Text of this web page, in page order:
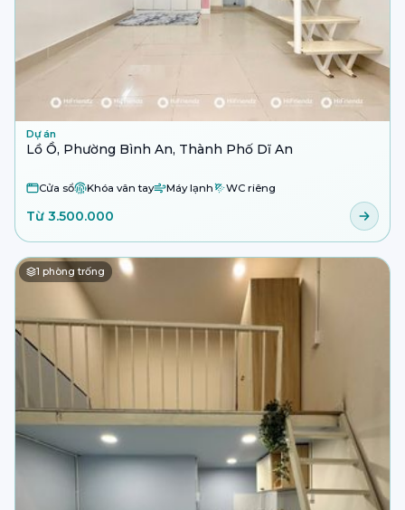
Dự án
Lồ Ồ, Phường Bình An, Thành Phố Dĩ An
Cửa sổ Khóa vân tay Máy lạnh WC riêng
Từ 3.500.000
1 phòng trống